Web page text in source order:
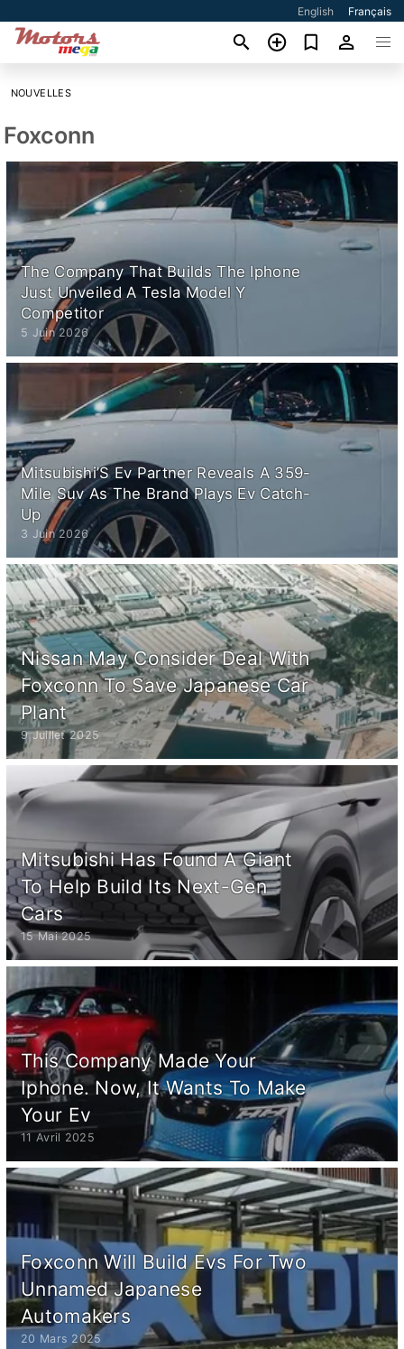
English Français
NOUVELLES
Foxconn
The Company That Builds The Iphone
Just Unveiled A Tesla Model Y
Competitor
5 Juin 2026
Mitsubishi’S Ev Partner Reveals A 359-
Mile Suv As The Brand Plays Ev Catch-
Up
3 Juin 2026
Nissan May Consider Deal With
Foxconn To Save Japanese Car
Plant
9 Juillet 2025
Mitsubishi Has Found A Giant
To Help Build Its Next-Gen
Cars
15 Mai 2025
This Company Made Your
Iphone. Now, It Wants To Make
Your Ev
11 Avril 2025
Foxconn Will Build Evs For Two
Unnamed Japanese
Automakers
20 Mars 2025